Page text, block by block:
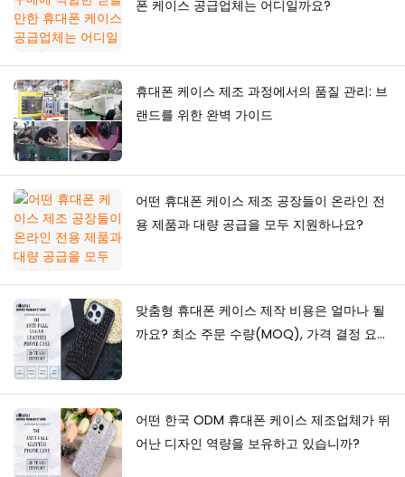
폰 케이스 공급업체는 어디일까요?
휴대폰 케이스 제조 과정에서의 품질 관리: 브
랜드를 위한 완벽 가이드
어떤 휴대폰 케이스 제조 공장들이 온라인 전
용 제품과 대량 공급을 모두 지원하나요?
맞춤형 휴대폰 케이스 제작 비용은 얼마나 될
까요? 최소 주문 수량(MOQ), 가격 결정 요인
어떤 한국 ODM 휴대폰 케이스 제조업체가 뛰
어난 디자인 역량을 보유하고 있습니까?